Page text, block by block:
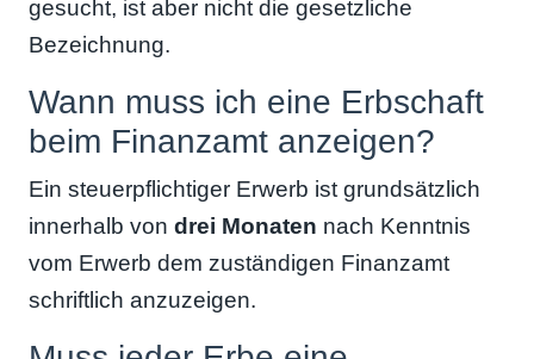
gesucht, ist aber nicht die gesetzliche
Bezeichnung.
Wann muss ich eine Erbschaft
beim Finanzamt anzeigen?
Ein steuerpflichtiger Erwerb ist grundsätzlich
innerhalb von drei Monaten nach Kenntnis
vom Erwerb dem zuständigen Finanzamt
schriftlich anzuzeigen.